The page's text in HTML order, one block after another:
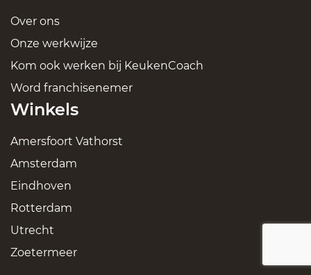
Over ons
Onze werkwijze
Kom ook werken bij KeukenCoach
Word franchisenemer
Winkels
Amersfoort Vathorst
Amsterdam
Eindhoven
Rotterdam
Utrecht
Zoetermeer